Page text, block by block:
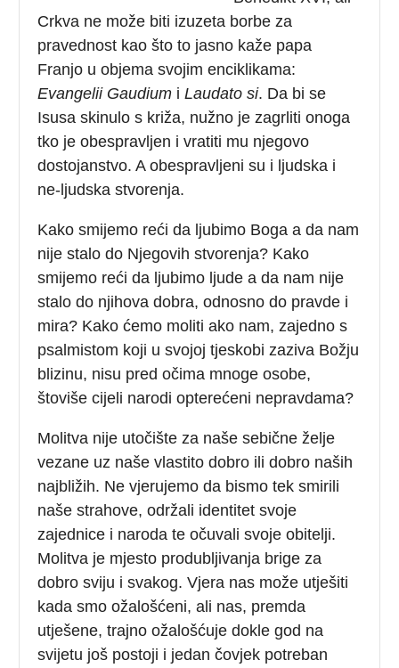
Crkva ne može biti izuzeta borbe za
pravednost kao što to jasno kaže papa
Franjo u objema svojim enciklikama:
Evangelii Gaudium i Laudato si. Da bi se
Isusa skinulo s križa, nužno je zagrliti onoga
tko je obespravljen i vratiti mu njegovo
dostojanstvo. A obespravljeni su i ljudska i
ne-ljudska stvorenja.
Kako smijemo reći da ljubimo Boga a da nam
nije stalo do Njegovih stvorenja? Kako
smijemo reći da ljubimo ljude a da nam nije
stalo do njihova dobra, odnosno do pravde i
mira? Kako ćemo moliti ako nam, zajedno s
psalmistom koji u svojoj tjeskobi zaziva Božju
blizinu, nisu pred očima mnoge osobe,
štoviše cijeli narodi opterećeni nepravdama?
Molitva nije utočište za naše sebične želje
vezane uz naše vlastito dobro ili dobro naših
najbližih. Ne vjerujemo da bismo tek smirili
naše strahove, održali identitet svoje
zajednice i naroda te očuvali svoje obitelji.
Molitva je mjesto produbljivanja brige za
dobro sviju i svakog. Vjera nas može utješiti
kada smo ožalošćeni, ali nas, premda
utješene, trajno ožalošćuje dokle god na
svijetu još postoji i jedan čovjek potreban